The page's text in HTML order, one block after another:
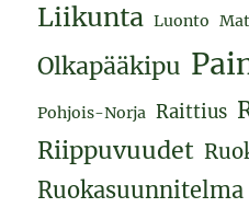
Liikunta Luonto
Olkapääkipu
Pohjois-Norja Raittius
Riippuvuudet
Ruokasuunnitelma